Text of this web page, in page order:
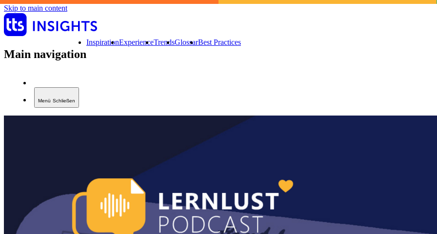
Skip to main content
Main navigation
InspirationExperienceTrendsGlossarBest Practices
Menü Schließen